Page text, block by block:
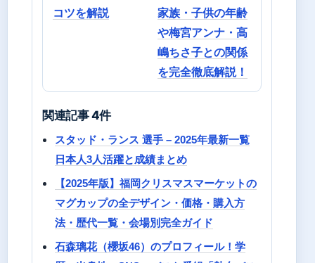
コツを解説
家族・子供の年齢
や梅宮アンナ・高
嶋ちさ子との関係
を完全徹底解説！
関連記事 4件
スタッド・ランス 選手 – 2025年最新一覧
日本人3人活躍と成績まとめ
【2025年版】福岡クリスマスマーケットの
マグカップの全デザイン・価格・購入方
法・歴代一覧・会場別完全ガイド
石森璃花（櫻坂46）のプロフィール！学